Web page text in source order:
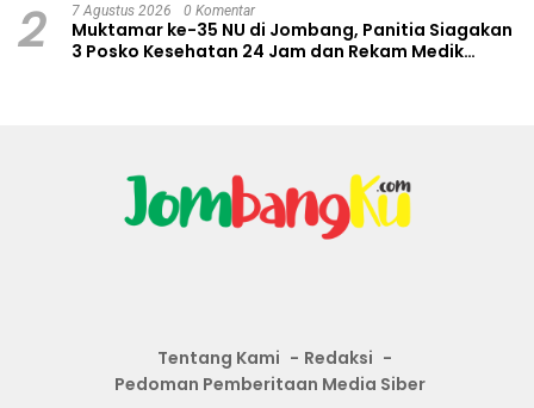
2 7 Agustus 2026 0 Komentar
Muktamar ke-35 NU di Jombang, Panitia Siagakan
3 Posko Kesehatan 24 Jam dan Rekam Medik
Tentang Kami
Redaksi
Pedoman Pemberitaan Media Siber